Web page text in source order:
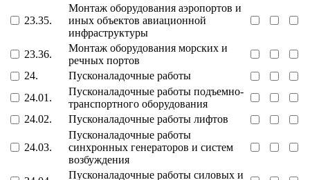
23.35.
Монтаж оборудования аэропортов и
иных объектов авиационной
инфраструктуры
23.36.
Монтаж оборудования морских и
речных портов
24.
Пусконаладочные работы
24.01.
Пусконаладочные работы подъемно-
транспортного оборудования
24.02.
Пусконаладочные работы лифтов
24.03.
Пусконаладочные работы
синхронных генераторов и систем
возбуждения
Пусконаладочные работы силовых и